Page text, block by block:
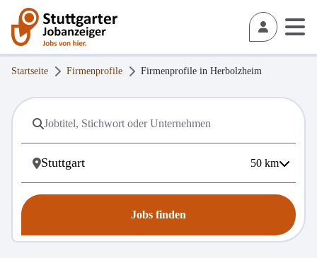
Startseite Firmenprofile Firmenprofile in Herbolzheim
50 km
Jobs finden